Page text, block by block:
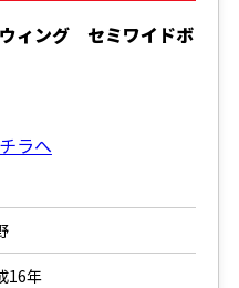
ィング セミワイドボ
ラへ
16年